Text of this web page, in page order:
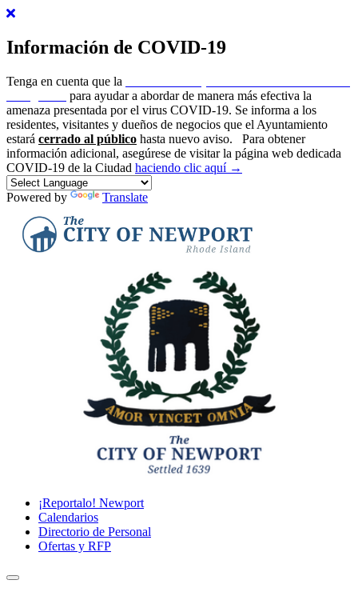
Información de COVID-19
Tenga en cuenta que la
para ayudar a abordar de manera más efectiva la
amenaza presentada por el virus COVID-19. Se informa a los
residentes, visitantes y dueños de negocios que el Ayuntamiento
estará cerrado al público hasta nuevo aviso.
Para obtener
información adicional, asegúrese de visitar la página web dedicada
COVID-19 de la Ciudad haciendo clic aquí →
Powered by Translate
¡Reportalo! Newport
Calendarios
Directorio de Personal
Ofertas y RFP